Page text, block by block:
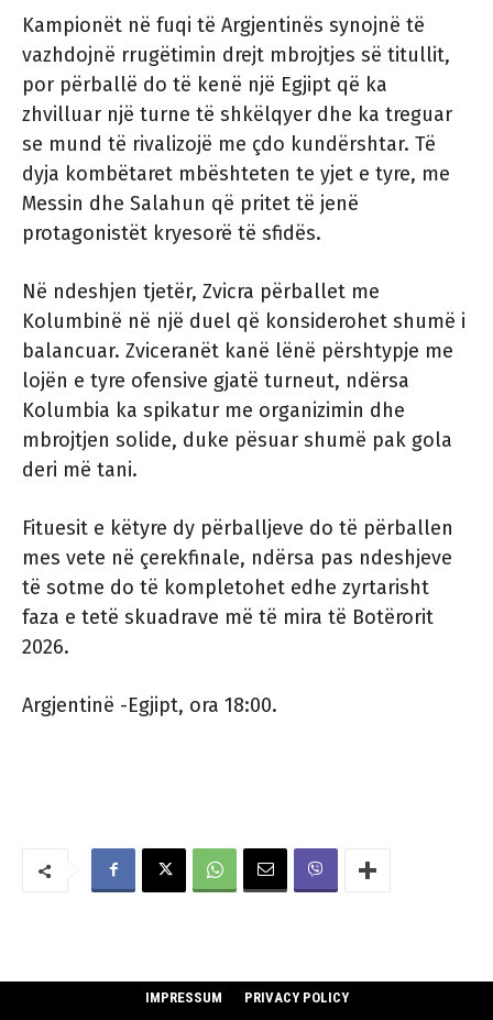
Kampionët në fuqi të Argjentinës synojnë të
vazhdojnë rrugëtimin drejt mbrojtjes së titullit,
por përballë do të kenë një Egjipt që ka
zhvilluar një turne të shkëlqyer dhe ka treguar
se mund të rivalizojë me çdo kundërshtar. Të
dyja kombëtaret mbështeten te yjet e tyre, me
Messin dhe Salahun që pritet të jenë
protagonistët kryesorë të sfidës.
Në ndeshjen tjetër, Zvicra përballet me
Kolumbinë në një duel që konsiderohet shumë i
balancuar. Zviceranët kanë lënë përshtypje me
lojën e tyre ofensive gjatë turneut, ndërsa
Kolumbia ka spikatur me organizimin dhe
mbrojtjen solide, duke pësuar shumë pak gola
deri më tani.
Fituesit e këtyre dy përballjeve do të përballen
mes vete në çerekfinale, ndërsa pas ndeshjeve
të sotme do të kompletohet edhe zyrtarisht
faza e tetë skuadrave më të mira të Botërorit
2026.
Argjentinë -Egjipt, ora 18:00.
IMPRESSUM
PRIVACY POLICY